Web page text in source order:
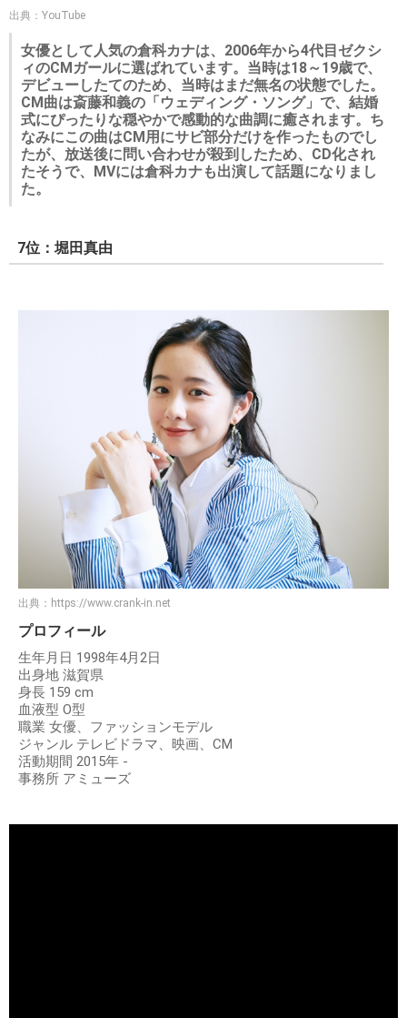
出典：YouTube
女優として人気の倉科カナは、2006年から4代目ゼクシ
ィのCMガールに選ばれています。当時は18～19歳で、
デビューしたてのため、当時はまだ無名の状態でした。
CM曲は斎藤和義の「ウェディング・ソング」で、結婚
式にぴったりな穏やかで感動的な曲調に癒されます。ち
なみにこの曲はCM用にサビ部分だけを作ったものでし
たが、放送後に問い合わせが殺到したため、CD化され
たそうで、MVには倉科カナも出演して話題になりまし
た。
7位：堀田真由
出典： https://www.crank-in.net
プロフィール
生年月日 1998年4月2日
出身地 滋賀県
身長 159 cm
血液型 O型
職業 女優、ファッションモデル
ジャンル テレビドラマ、映画、CM
活動期間 2015年 -
事務所 アミューズ